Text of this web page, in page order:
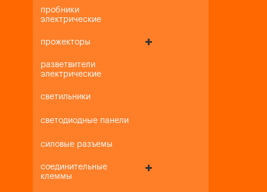
пробники
электрические
прожекторы
разветвители
электрические
светильники
светодиодные панели
силовые разъемы
соединительные
клеммы